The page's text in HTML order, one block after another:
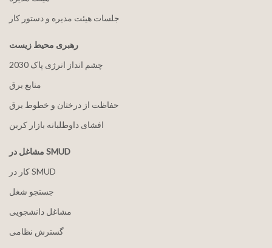
جلسات هیئت مدیره و دستور کار
رهبری محیط زیست
2030 چشم انداز انرژی پاک
منابع برق
حفاظت از درختان و خطوط برق
افشای داوطلبانه بازار کربن
مشاغل در SMUD
کار در SMUD
جستجو شغل
مشاغل دانشجویی
گسترش نظامی